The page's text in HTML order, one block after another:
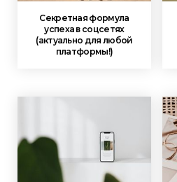
Секретная формула
успеха в соцсетях
(актуально для любой
платформы!)